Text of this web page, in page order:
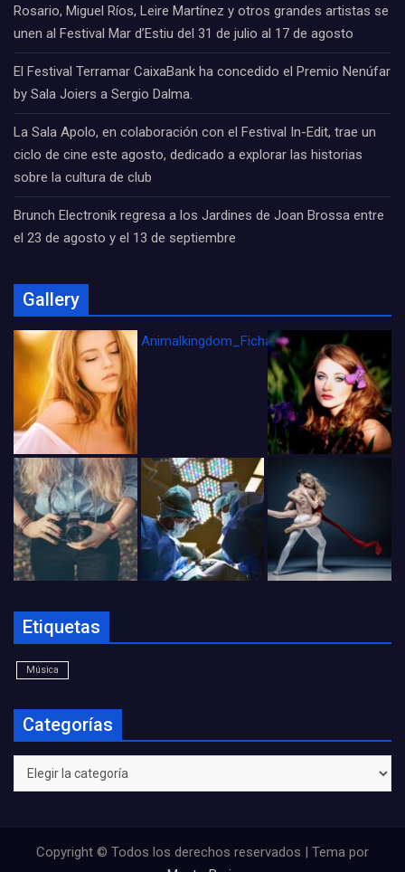
Rosario, Miguel Ríos, Leire Martínez y otros grandes artistas se
unen al Festival Mar d’Estiu del 31 de julio al 17 de agosto
El Festival Terramar CaixaBank ha concedido el Premio Nenúfar
by Sala Joiers a Sergio Dalma.
La Sala Apolo, en colaboración con el Festival In-Edit, trae un
ciclo de cine este agosto, dedicado a explorar las historias
sobre la cultura de club
Brunch Electronik regresa a los Jardines de Joan Brossa entre
el 23 de agosto y el 13 de septiembre
Gallery
Animalkingdom_FichaCine
Etiquetas
Música
Categorías
Categorías
Copyright © Todos los derechos reservados | Tema por